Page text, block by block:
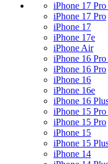
iPhone 17
iPhone 17 Pro
iPhone 17
iPhone 17e
iPhone Air
iPhone 16
iPhone 16 Pro
iPhone 16
iPhone 16e
iPhone 16
iPhone 15
iPhone 15 Pro
iPhone 15
iPhone 15
iPhone 14